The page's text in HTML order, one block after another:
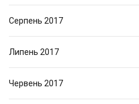
Серпень 2017
Липень 2017
Червень 2017